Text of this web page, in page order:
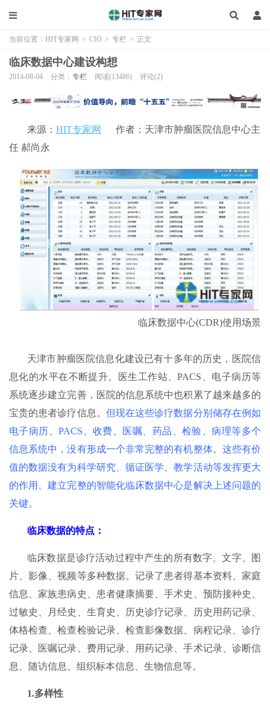
当前位置： HIT专家网 > CIO > 专栏 > 正文
临床数据中心建设构想
2014-08-04 分类： 专栏 阅读(13486) 评论(2)
来源： HIT专家网
作者：天津市肿瘤医院信息中心主
任 郝尚永
临床数据中心(CDR)使用场景
天津市肿瘤医院信息化建设已有十多年的历史，医院信
息化的水平在不断提升。医生工作站、PACS、电子病历等
系统逐步建立完善，医院的信息系统中也积累了越来越多的
宝贵的患者诊疗信息。 但现在这些诊疗数据分别储存在例如
电子病历、PACS、收费、医嘱、药品、检验、病理等多个
信息系统中，没有形成一个非常完整的有机整体。这些有价
值的数据没有为科学研究、循证医学、教学活动等发挥更大
的作用。建立完整的智能化临床数据中心是解决上述问题的
关键。
临床数据的特点：
临床数据是诊疗活动过程中产生的所有数字、文字、图
片、影像、视频等多种数据。记录了患者得基本资料、家庭
信息、家族患病史、患者健康摘要、手术史、预防接种史、
过敏史、月经史、生育史、历史诊疗记录、历史用药记录、
体格检查、检查检验记录、检查影像数据、病程记录、诊疗
记录、医嘱记录、费用记录、用药记录、手术记录、诊断信
息、随访信息、组织标本信息、生物信息等。
1.多样性